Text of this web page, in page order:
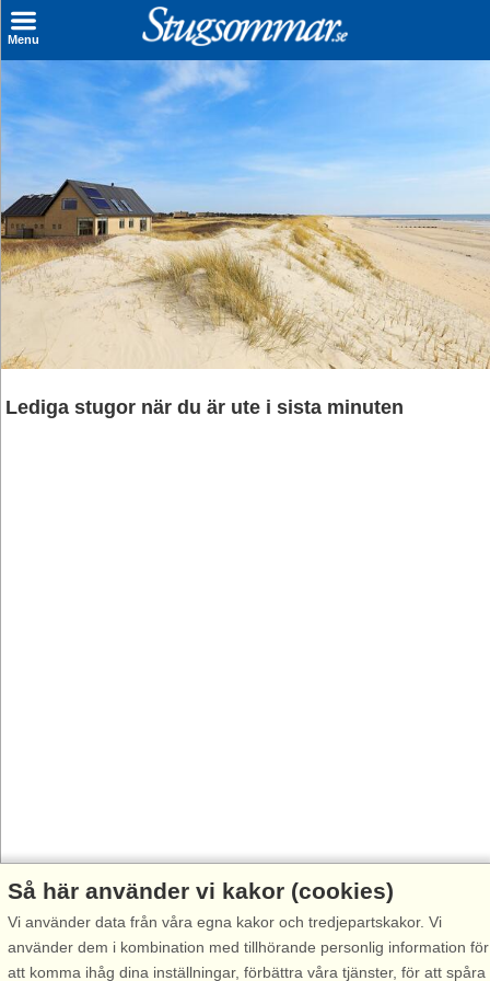
Menu
Sök stuga
Sista Minuten
Genvägar
Inspiration
Kontakt
Husägare
Se hur mycket du kan tjäna
Räkna ut din
Lediga stugor när du är ute i sista minuten
Så här använder vi kakor (cookies)
Vi använder data från våra egna kakor och tredjepartskakor. Vi
använder dem i kombination med tillhörande personlig information för
att komma ihåg dina inställningar, förbättra våra tjänster, för att spåra